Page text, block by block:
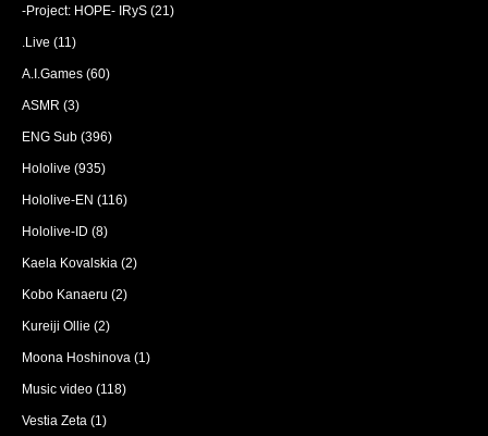
-Project: HOPE- IRyS (21)
.Live (11)
A.I.Games (60)
ASMR (3)
ENG Sub (396)
Hololive (935)
Hololive-EN (116)
Hololive-ID (8)
Kaela Kovalskia (2)
Kobo Kanaeru (2)
Kureiji Ollie (2)
Moona Hoshinova (1)
Music video (118)
Vestia Zeta (1)